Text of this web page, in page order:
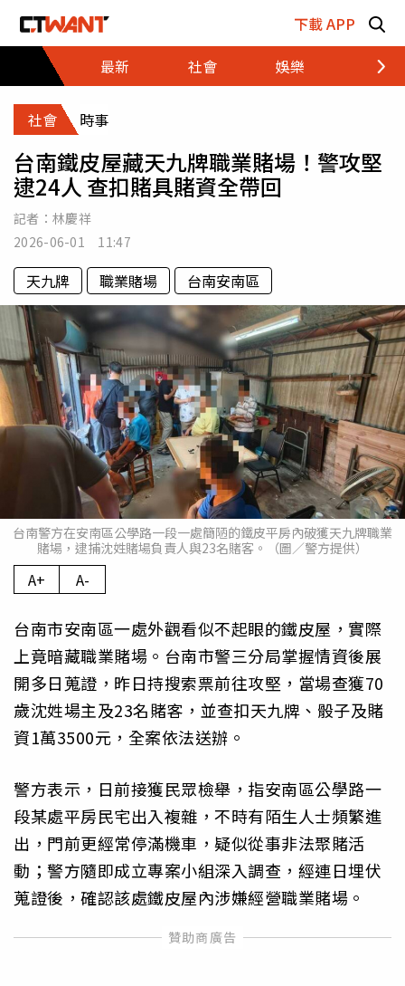
下載 APP
最新
社會 娛樂 財經
社會 時事
台南鐵皮屋藏天九牌職業賭場！警攻堅
逮24人 查扣賭具賭資全帶回
記者： 林慶祥
2026-06-01 11:47
天九牌 職業賭場 台南安南區
台南警方在安南區公學路一段一處簡陋的鐵皮平房內破獲天九牌職業
賭場，逮捕沈姓賭場負責人與23名賭客。（圖／警方提供）
A+ A-
台南市安南區一處外觀看似不起眼的鐵皮屋，實際
上竟暗藏職業賭場。台南市警三分局掌握情資後展
開多日蒐證，昨日持搜索票前往攻堅，當場查獲70
歲沈姓場主及23名賭客，並查扣天九牌、骰子及賭
資1萬3500元，全案依法送辦。
警方表示，日前接獲民眾檢舉，指安南區公學路一
段某處平房民宅出入複雜，不時有陌生人士頻繁進
出，門前更經常停滿機車，疑似從事非法聚賭活
動；警方隨即成立專案小組深入調查，經連日埋伏
蒐證後，確認該處鐵皮屋內涉嫌經營職業賭場。